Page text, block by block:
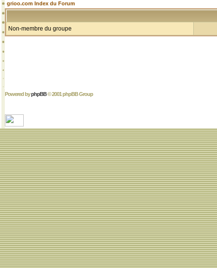
grioo.com Index du Forum
Non-membre du groupe
Powered byphpBB© 2001 phpBB Group